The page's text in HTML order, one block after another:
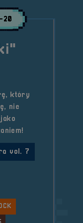
20
który
nie
vol. 7